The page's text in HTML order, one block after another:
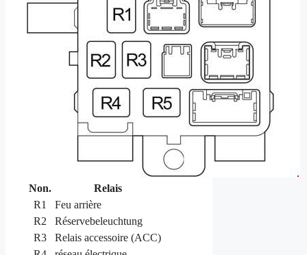
Non.
Relais
R1
Feu arrière
R2
Réservebeleuchtung
R3
Relais accessoire (ACC)